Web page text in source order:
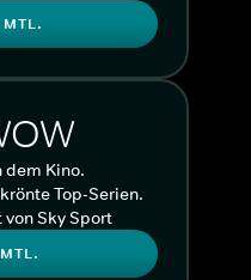
dem Kino.
Top-Serien.
Sky Sport